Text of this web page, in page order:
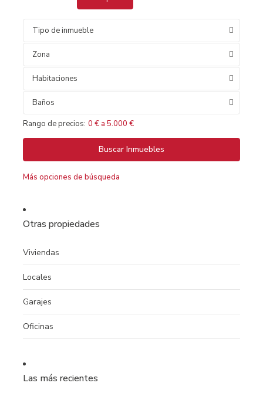
Tipo de inmueble
Zona
Habitaciones
Baños
Rango de precios: 0 € a 5.000 €
Más opciones de búsqueda
Otras propiedades
Viviendas
Locales
Garajes
Oficinas
Las más recientes